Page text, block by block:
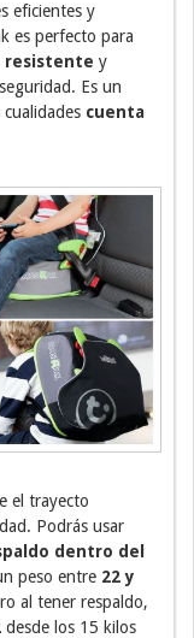
eficientes y
es perfecto para
resistente y
Es un
cuenta
el trayecto
Podrás usar
dentro del
peso entre 22 y
al tener respaldo,
desde los 15 kilos